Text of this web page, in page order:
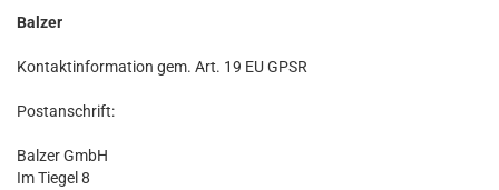
Balzer
Kontaktinformation gem. Art. 19 EU GPSR
Postanschrift:
Balzer GmbH
Im Tiegel 8